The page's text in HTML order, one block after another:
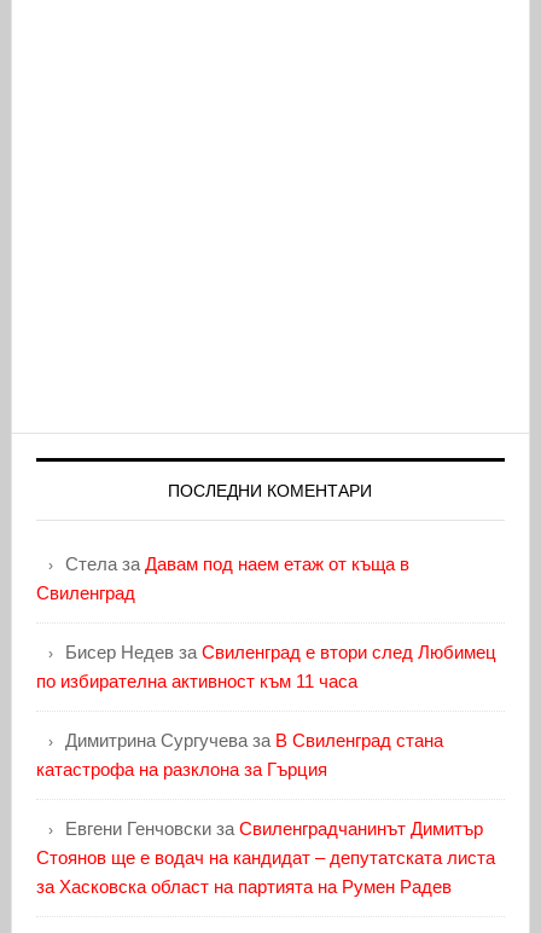
ПОСЛЕДНИ КОМЕНТАРИ
Стелаза Давам под наем етаж от къща в
Свиленград
Бисер Недевза Свиленград е втори след Любимец
по избирателна активност към 11 часа
Димитрина Сургучеваза В Свиленград стана
катастрофа на разклона за Гърция
Евгени Генчовскиза Свиленградчанинът Димитър
Стоянов ще е водач на кандидат – депутатската листа
за Хасковска област на партията на Румен Радев